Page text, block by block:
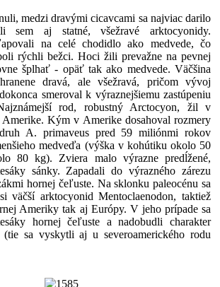
medzi dravými cicavcami sa najviac darilo
sem aj statné, všežravé arktocyonidy.
na celé chodidlo ako medvede, čo
rýchli bežci. Hoci žili prevažne na pevnej
šplhať - opäť tak ako medvede. Väčšina
dravá, ale všežravá, pričom vývoj
smeroval k výraznejšiemu zastúpeniu
rod, robustný Arctocyon, žil v
Amerike. Kým v Amerike dosahoval rozmery
A. primaveus pred 59 miliónmi rokov
medveďa (výška v kohútiku okolo 50
80 kg). Zviera malo výrazne predĺžené,
sánky. Zapadali do výrazného zárezu
hornej čeľuste. Na sklonku paleocénu sa
väčší arktocyonid Mentoclaenodon, taktiež
Ameriky tak aj Európy. V jeho prípade sa
hornej čeľuste a nadobudli charakter
sa vyskytli aj u severoamerického rodu